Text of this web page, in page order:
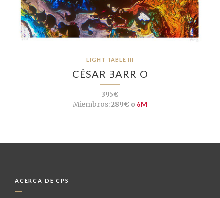
LIGHT TABLE III
CÉSAR BARRIO
395€
Miembros:289€ o 6M
ACERCA DE CPS